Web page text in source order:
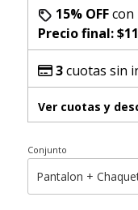
15% OFFcon
Precio final:
3cuotas sin
Ver cuotas y
Conjunto